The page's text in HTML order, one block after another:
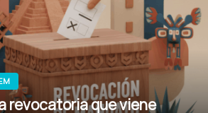
revocatoria que viene